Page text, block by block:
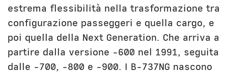
estrema flessibilità nella trasformazione tra
configurazione passeggeri e quella cargo, e
poi quella della Next Generation. Che arriva a
partire dalla versione -600 nel 1991, seguita
dalle -700, -800 e -900. I B-737NG nascono